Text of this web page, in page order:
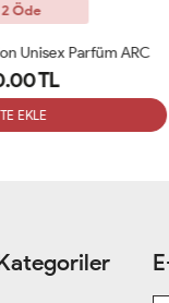
Unisex Parfüm ARC
TL
EKLE